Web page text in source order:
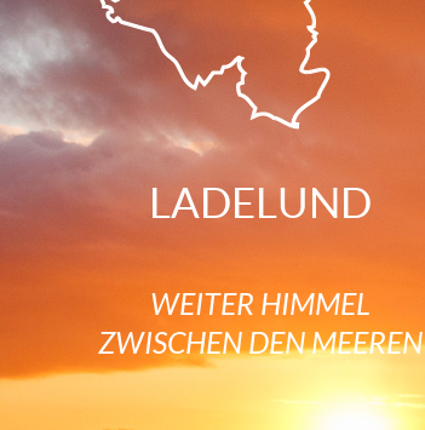
LADELUND
WEITER HIMMEL
ZWISCHEN DEN MEEREN